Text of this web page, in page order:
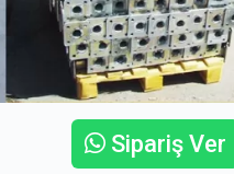
Sipariş Ver